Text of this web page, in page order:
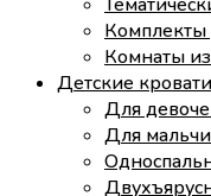
Комплекты
Комнаты
Детские кровати
Для
Для